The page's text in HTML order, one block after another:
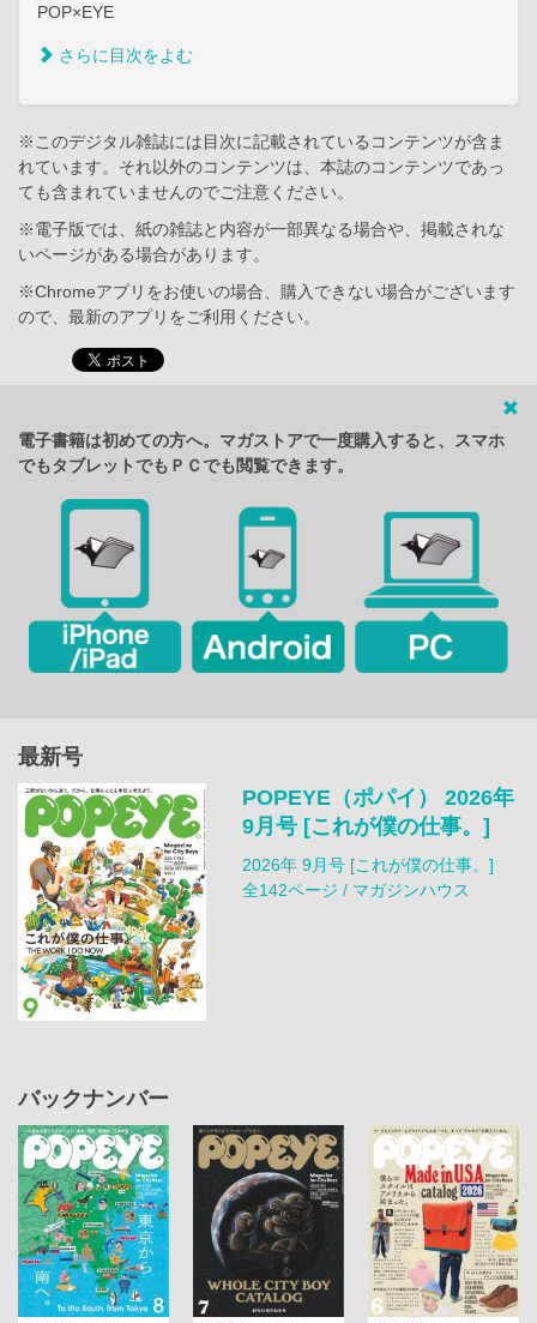
POP×EYE
さらに目次をよむ
※このデジタル雑誌には目次に記載されているコンテンツが含ま
れています。それ以外のコンテンツは、本誌のコンテンツであっ
ても含まれていませんのでご注意ください。
※電子版では、紙の雑誌と内容が一部異なる場合や、掲載されな
いページがある場合があります。
※Chromeアプリをお使いの場合、購入できない場合がございます
ので、最新のアプリをご利用ください。
電子書籍は初めての方へ。マガストアで一度購入すると、スマホ
でもタブレットでもＰＣでも閲覧できます。
最新号
POPEYE（ポパイ） 2026年
9月号 [これが僕の仕事。]
2026年 9月号 [これが僕の仕事。]
全142ページ / マガジンハウス
バックナンバー